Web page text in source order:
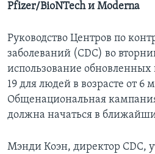
Pfizer/BioNTech и Moderna
Руководство Центров по
заболеваний (CDC) во
использование обновленных
19 для людей в возрасте от 6
Общенациональная
должна начаться в
Мэнди Коэн, директор CDC,